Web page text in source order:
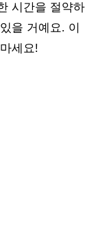
시간을 절약하
을 거예요. 이
세요!